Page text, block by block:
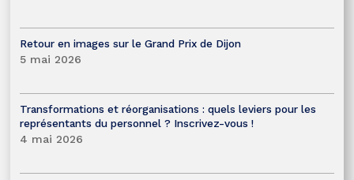
Retour en images sur le Grand Prix de Dijon
5 mai 2026
Transformations et réorganisations : quels leviers pour les
représentants du personnel ? Inscrivez-vous !
4 mai 2026